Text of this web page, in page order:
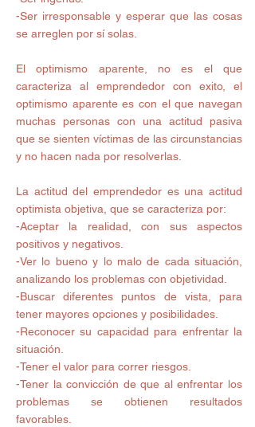
-Ser irresponsable y esperar que las cosas
se arreglen por sí solas.
El optimismo aparente, no es el que
caracteriza al emprendedor con exito, el
optimismo aparente es con el que navegan
muchas personas con una actitud pasiva
que se sienten víctimas de las circunstancias
y no hacen nada por resolverlas.
La actitud del emprendedor es una actitud
optimista objetiva, que se caracteriza por:
-Aceptar la realidad, con sus aspectos
positivos y negativos.
-Ver lo bueno y lo malo de cada situación,
analizando los problemas con objetividad.
-Buscar diferentes puntos de vista, para
tener mayores opciones y posibilidades.
-Reconocer su capacidad para enfrentar la
situación.
-Tener el valor para correr riesgos.
-Tener la convicción de que al enfrentar los
problemas se obtienen resultados
favorables.